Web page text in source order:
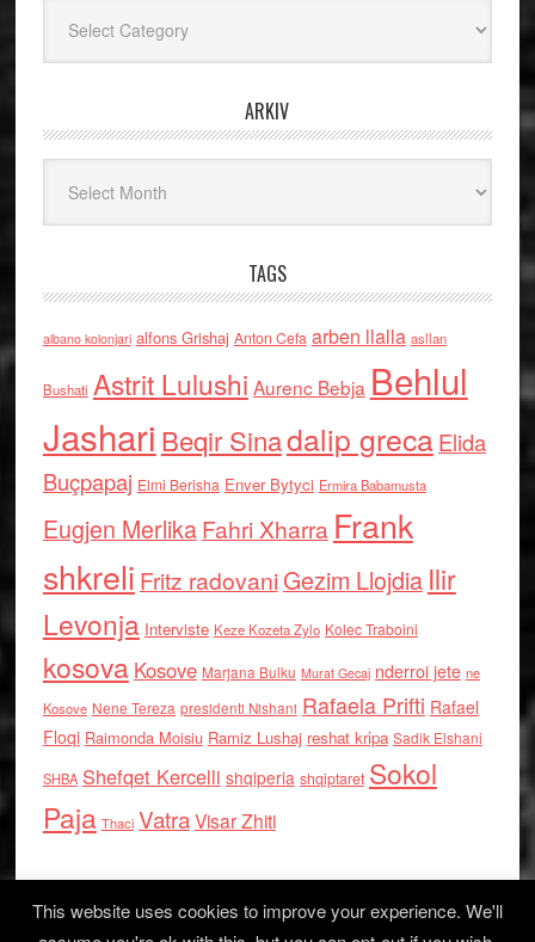
ARKIV
TAGS
albano kolonjari alfons Grishaj Anton Cefa arben llalla asllan
Bushati Astrit Lulushi Aurenc Bebja Behlul
Jashari Beqir Sinadalip grecaElida
Buçpapaj Elmi Berisha Enver Bytyci Ermira Babamusta
Eugjen MerlikaFahri Xharra Frank
shkreli Fritz radovaniGezim Llojdia Ilir
Levonja Interviste Keze Kozeta Zylo Kolec Traboini
kosova Kosove Marjana Bulku Murat Gecaj nderroi jete ne
Kosove Nene Tereza presidenti Nishani Rafaela Prifti Rafael
Floqi Raimonda Moisiu Ramiz Lushaj reshat kripa Sadik Elshani
SHBA Shefqet Kercelli shqiperia shqiptaret Sokol
Paja Thaci VatraVisar Zhiti
This website uses cookies to improve your experience. We'll